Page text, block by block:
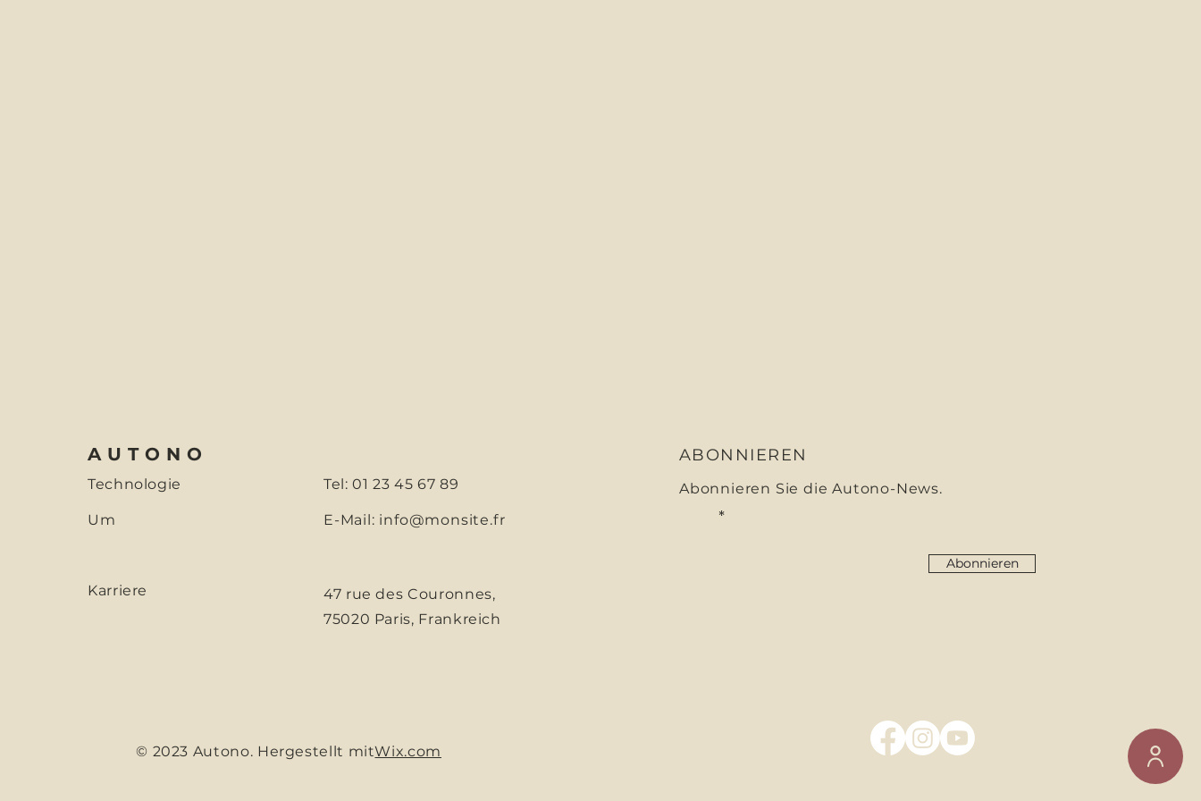
AUTONO
Technologie
Um
Karriere
Tel: 01 23 45 67 89
E-Mail: info@monsite.fr
47 rue des Couronnes,
75020 Paris, Frankreich
ABONNIEREN
Abonnieren Sie die Autono-News.
Abonnieren
© 2023 Autono. Hergestellt mitWix.com